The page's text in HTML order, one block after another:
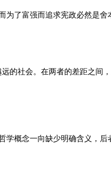
了富强而追求宪政必然是
的社会。在两者的差距之间
学概念一向缺少明确含义，